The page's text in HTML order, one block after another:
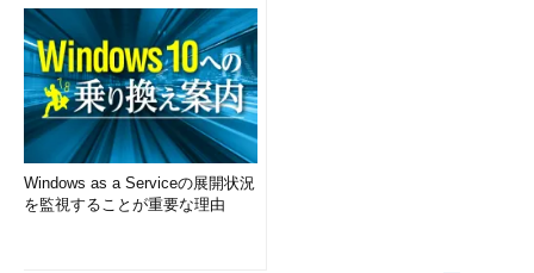
Windows as a Serviceの展開状況
を監視することが重要な理由